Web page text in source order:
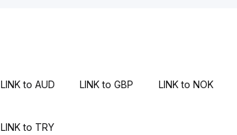
LINK to AUD LINK to GBP LINK to NOK
LINK to TRY